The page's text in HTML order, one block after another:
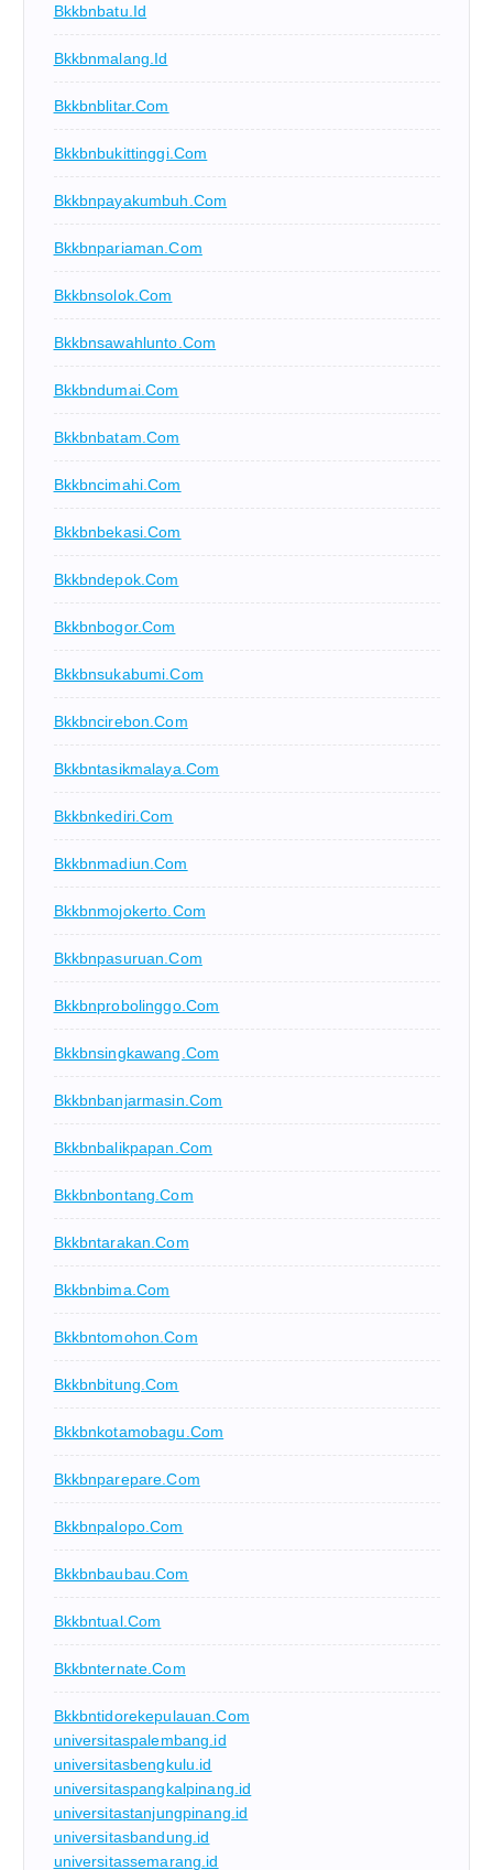
Bkkbnbatu.id
Bkkbnmalang.id
Bkkbnblitar.com
Bkkbnbukittinggi.com
Bkkbnpayakumbuh.com
Bkkbnpariaman.com
Bkkbnsolok.com
Bkkbnsawahlunto.com
Bkkbndumai.com
Bkkbnbatam.com
Bkkbncimahi.com
Bkkbnbekasi.com
Bkkbndepok.com
Bkkbnbogor.com
Bkkbnsukabumi.com
Bkkbncirebon.com
Bkkbntasikmalaya.com
Bkkbnkediri.com
Bkkbnmadiun.com
Bkkbnmojokerto.com
Bkkbnpasuruan.com
Bkkbnprobolinggo.com
Bkkbnsingkawang.com
Bkkbnbanjarmasin.com
Bkkbnbalikpapan.com
Bkkbnbontang.com
Bkkbntarakan.com
Bkkbnbima.com
Bkkbntomohon.com
Bkkbnbitung.com
Bkkbnkotamobagu.com
Bkkbnparepare.com
Bkkbnpalopo.com
Bkkbnbaubau.com
Bkkbntual.com
Bkkbnternate.com
Bkkbntidorekepulauan.com
universitaspalembang.id
universitasbengkulu.id
universitaspangkalpinang.id
universitastanjungpinang.id
universitasbandung.id
universitassemarang.id